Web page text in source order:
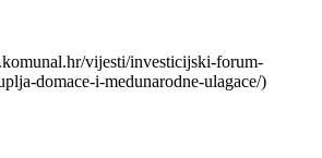
vijesti/investicijski-forum-
domace-i-medunarodne-ulagace/)